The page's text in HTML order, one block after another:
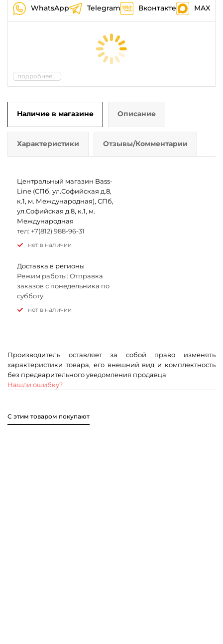
WhatsApp Telegram Вконтакте MAX
подробнее...
Наличие в магазине Описание
Характеристики Отзывы/Комментарии
Центральный магазин Bass-
Line (СПб, ул.Софийская д.8,
к.1, м. Международная), СПб,
ул.Софийская д.8, к.1, м.
Международная
тел: +7(812) 988-96-31
Нет в наличии
Доставка в регионы
Режим работы: Отправка
заказов с понедельника по
субботу.
Нет в наличии
Производитель оставляет за собой право изменять
характеристики товара, его внешний вид и комплектность
без предварительного уведомления продавца
Нашли ошибку?
С этим товаром покупают